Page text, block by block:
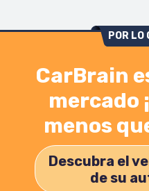
POR LO
CarBrain
mercado
menos
Descubra el
de su